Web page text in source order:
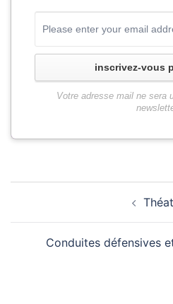
inscrivez-vous
Votre adresse mail ne sera
Conduites défensives